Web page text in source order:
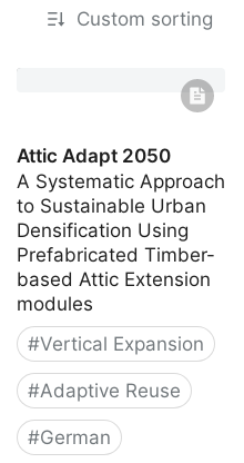
Custom sorting
Attic Adapt 2050
A Systematic Approach
to Sustainable Urban
Densification Using
Prefabricated Timber-
based Attic Extension
modules
#Vertical Expansion
#Adaptive Reuse
#German